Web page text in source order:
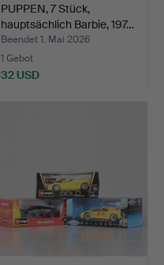
PUPPEN, 7 Stück,
hauptsächlich Barbie, 197…
Beendet 1. Mai 2026
1 Gebot
32 USD